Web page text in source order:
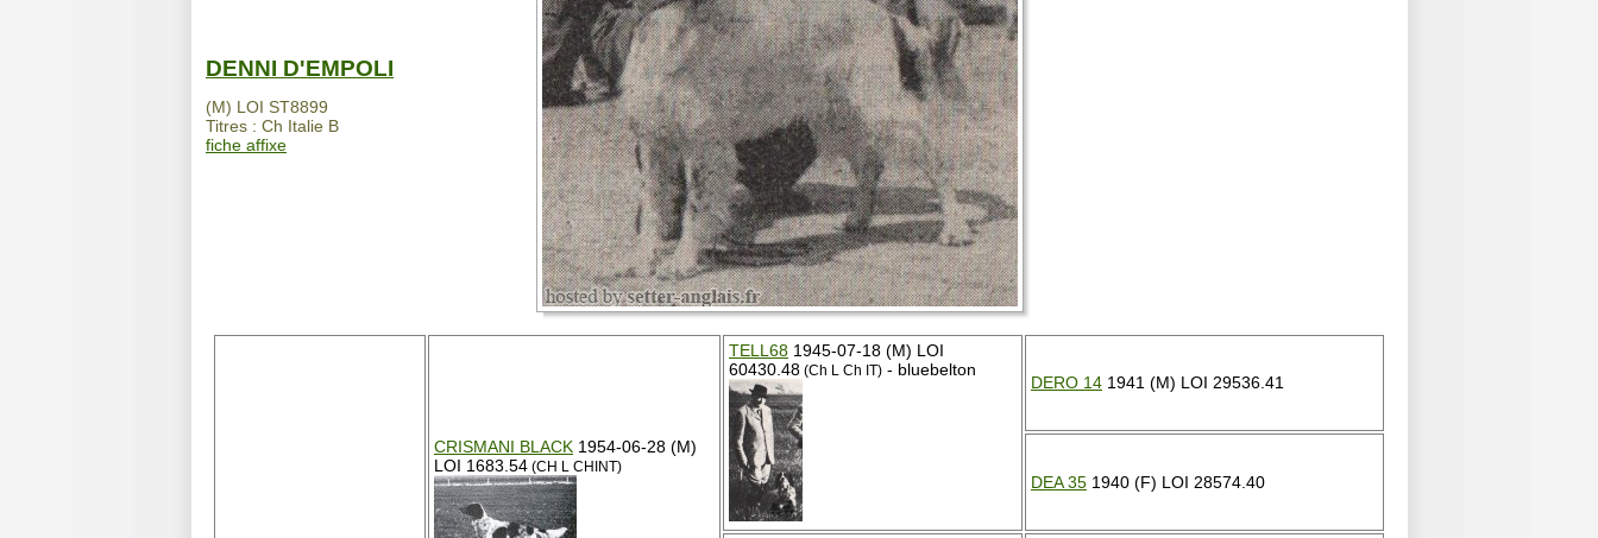
DENNI D'EMPOLI
(M) LOI ST8899
Titres : Ch Italie B
fiche affixe
CRISMANI BLACK 1954-06-28 (M)
LOI 1683.54 (CH L CHINT)
TELL68 1945-07-18 (M) LOI
60430.48 (Ch L Ch IT) - bluebelton
DERO 14 1941 (M) LOI 29536.41
DEA 35 1940 (F) LOI 28574.40